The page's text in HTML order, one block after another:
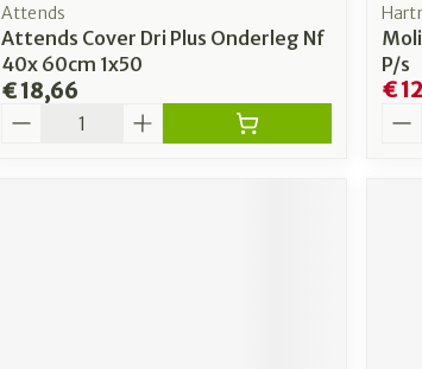
Attends
Attends Cover Dri Plus Onderleg Nf
40x 60cm 1x50
€ 18,66
P/s
€